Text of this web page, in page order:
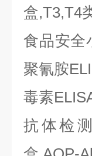
盒,T3,T4
食品安全
聚氰胺
毒素
抗体检